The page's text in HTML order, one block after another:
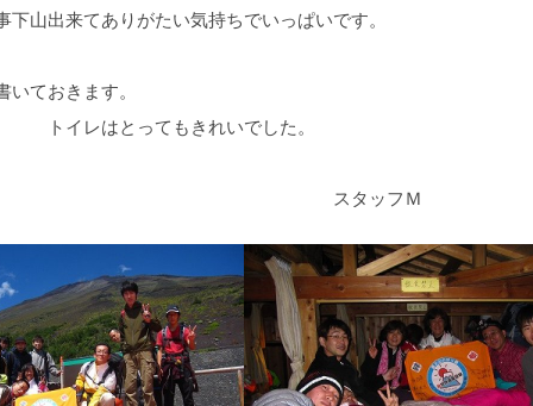
来てありがたい気持ちでいっぱいです。
おきます。
ってもきれいでした。
ッフＭ